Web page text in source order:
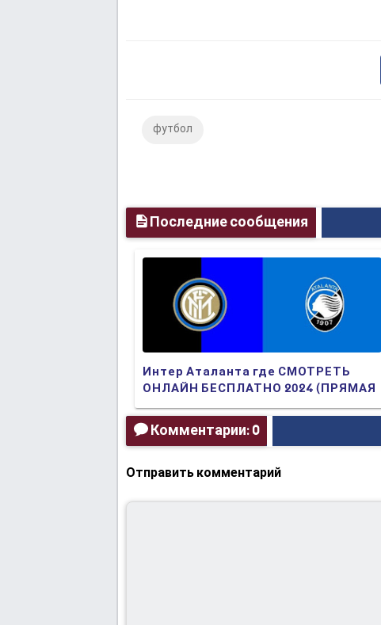
футбол
Последние сообщения
Интер Аталанта где СМОТРЕТЬ
ОНЛАЙН БЕСПЛАТНО 2024 (ПРЯМАЯ
ТРАНСЛЯЦИЯ)
Комментарии: 0
Отправить комментарий